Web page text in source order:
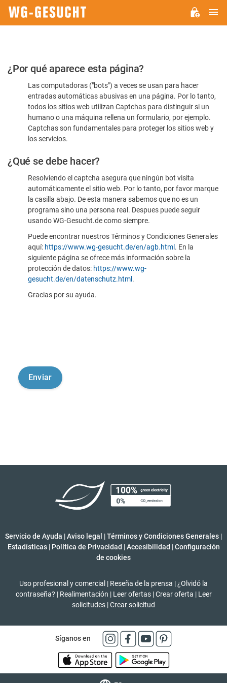
Por
favor,
confirme
humano
¿Por qué aparece esta página?
Las computadoras ("bots") a veces se usan para hacer
entradas automáticas abusivas en una página. Por lo tanto,
todos los sitios web utilizan Captchas para distinguir si un
humano o una máquina rellena un formulario, por ejemplo.
Captchas son fundamentales para proteger los sitios web y
los servicios.
¿Qué se debe hacer?
Resolviendo el captcha asegura que ningún bot visita
automáticamente el sitio web. Por lo tanto, por favor marque
la casilla abajo. De esta manera sabemos que no es un
programa sino una persona real. Despues puede seguir
usando WG-Gesucht.de como siempre.
Puede encontrar nuestros Términos y Condiciones Generales
aquí: https://www.wg-gesucht.de/en/agb.html . En la
siguiente página se ofrece más información sobre la
protección de datos: https://www.wg-
gesucht.de/en/datenschutz.html .
Gracias por su ayuda.
Servicio de Ayuda |Aviso legal |Términos y Condiciones Generales |
Estadísticas | Política de Privacidad | Accesibilidad | Configuración
de cookies
Uso profesional y comercial | Reseña de la prensa | ¿Olvidó la
contraseña? | Realimentación | Leer ofertas | Crear oferta | Leer
solicitudes |Crear solicitud
Síganos en